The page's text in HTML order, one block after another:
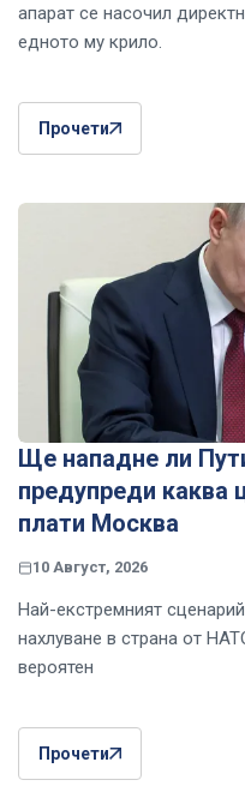
апарат се насочил
едното му крило.
Прочети
Ще нападне ли
предупреди каква
плати Москва
10 Август, 2026
Най-екстремният
нахлуване в страна от
вероятен
Прочети